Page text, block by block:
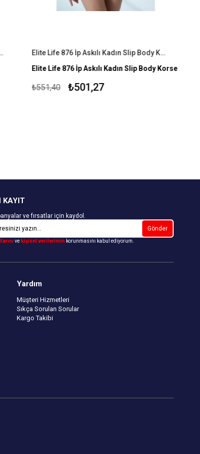
Kadın Korse
Elite Life 876 İp Askılı Kadın Slip Body Korse
Elite Life 876 İp Askılı Kadın Slip Body Korse
%90 Mikroelyaf Poliamid %10 Elastan
₺501,27
₺551,40
KAYIT
ve fırsatlar için kaydol.
Gönder
ve kişisel verileriminkorunmasını kabul ediyorum.
Yardım
Müşteri Hizmetleri
Sıkça Sorulan Sorular
Kargo Takibi